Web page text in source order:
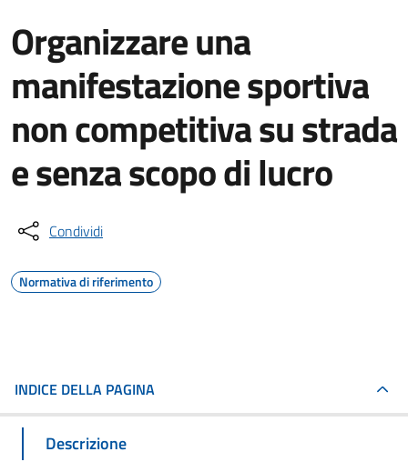
Organizzare una
manifestazione sportiva
non competitiva su strada
e senza scopo di lucro
Condividi
Normativa di riferimento
INDICE DELLA PAGINA
Descrizione